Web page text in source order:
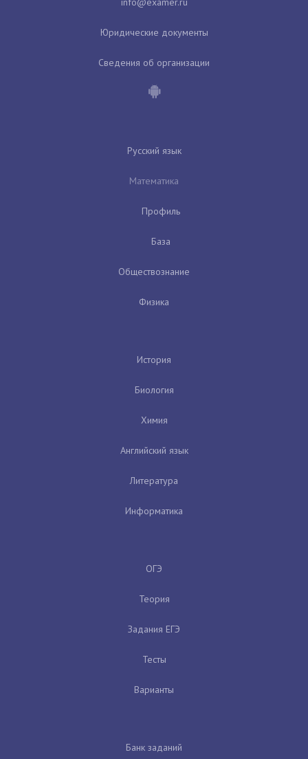
Юридические документы
Сведения об организации
Русский язык
Математика
Профиль
База
Обществознание
Физика
История
Биология
Химия
Английский язык
Литература
Информатика
ОГЭ
Теория
Задания ЕГЭ
Тесты
Варианты
Банк заданий